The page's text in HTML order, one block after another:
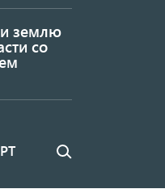
землю
со
Поиск